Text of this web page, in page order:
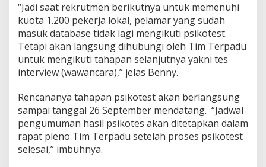
u
l
u
s
M
a
k
D
a
t
a
“Jadi saat rekrutmen berikutnya untuk memenuhi
kuota 1.200 pekerja lokal, pelamar yang sudah
masuk database tidak lagi mengikuti psikotest.
Tetapi akan langsung dihubungi oleh Tim Terpadu
untuk mengikuti tahapan selanjutnya yakni tes
interview (wawancara),” jelas Benny.
Rencananya tahapan psikotest akan berlangsung
sampai tanggal 26 September mendatang. “Jadwal
pengumuman hasil psikotes akan ditetapkan dalam
rapat pleno Tim Terpadu setelah proses psikotest
selesai,” imbuhnya.